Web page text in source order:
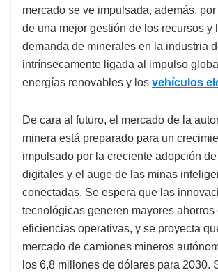
mercado se ve impulsada, además,
de una mejor gestión de los recursos y
demanda de minerales en la industria
intrínsecamente ligada al impulso
energías renovables y los vehículos
De cara al futuro, el mercado de la
minera está preparado para un
impulsado por la creciente adopción
digitales y el auge de las minas
conectadas. Se espera que las
tecnológicas generen mayores ahorros
eficiencias operativas, y se proyecta
mercado de camiones mineros
los 6,8 millones de dólares para 2030.